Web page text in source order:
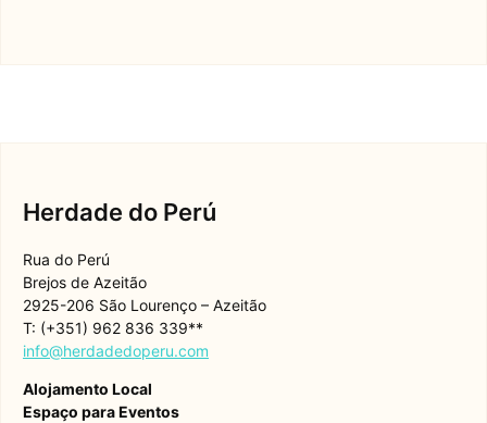
Herdade do Perú
Rua do Perú
Brejos de Azeitão
2925-206 São Lourenço – Azeitão
T: (+351) 962 836 339**
info@herdadedoperu.com
Alojamento Local
Espaço para Eventos